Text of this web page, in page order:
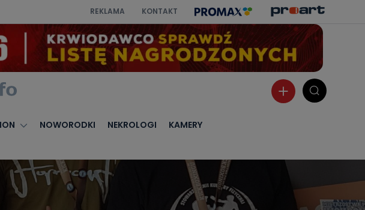
REKLAMA KONTAKT
NOWORODKI NEKROLOGI KAMERY